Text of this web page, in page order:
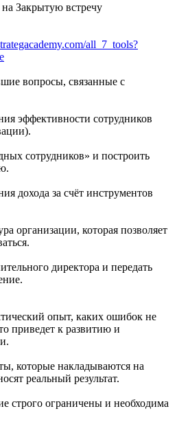
Закрытую встречу
all_7_tools?
вопросы, связанные с
эффективности сотрудников
сотрудников» и построить
дохода за счёт инструментов
организации, которая позволяет
директора и передать
опыт, каких ошибок не
приведет к развитию и
которые накладываются на
реальный результат.
строго ограничены и необходима